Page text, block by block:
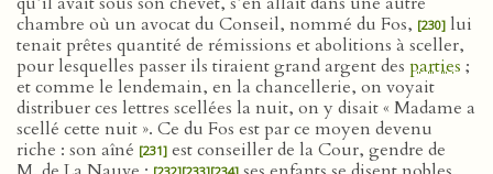
chambre où un avocat du Conseil, nommé du Fos, [230] lui
tenait prêtes quantité de rémissions et abolitions à sceller,
pour lesquelles passer ils tiraient grand argent des parties ;
et comme le lendemain, en la chancellerie, on voyait
distribuer ces lettres scellées la nuit, on y disait « Madame a
scellé cette nuit ». Ce du Fos est par ce moyen devenu
riche : son aîné [231] est conseiller de la Cour, gendre de